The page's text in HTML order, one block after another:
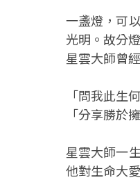
一盞燈，可
光明。故分
星雲大師曾
「問我此生
「分享勝於
星雲大師一
他對生命大